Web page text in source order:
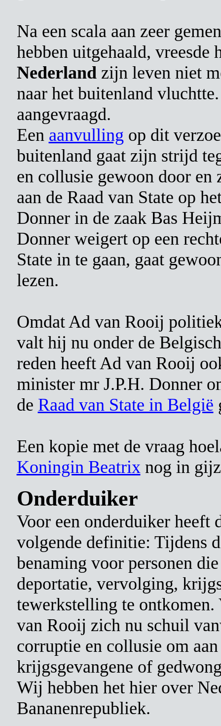
Na een scala aan zeer
hebben uitgehaald,
Nederland zijn leven niet
naar het buitenland
aangevraagd.
Een aanvulling op dit
buitenland gaat zijn strijd
en collusie gewoon door
aan de Raad van State op
Donner in de zaak Bas
Donner weigert op een
State in te gaan, gaat
lezen.
Omdat Ad van Rooij
valt hij nu onder de
reden heeft Ad van Rooij
minister mr J.P.H. Donner
de Raad van State in België
Een kopie met de vraag
Koningin Beatrix nog in
Onderduiker
Voor een onderduiker heeft
volgende definitie: Tijdens
benaming voor personen
deportatie, vervolging,
tewerkstelling te
van Rooij zich nu schuil
corruptie en collusie om
krijgsgevangene of
Wij hebben het hier over
Bananenrepubliek.